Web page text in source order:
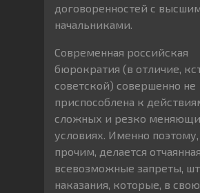
договоренностей с
начальниками.
Современная российская
бюрократия (в отличие,
советской) совершенно не
приспособлена к
сложных и резко
условиях. Именно
прочим, делается
всевозможные запреты,
наказания, которые, в